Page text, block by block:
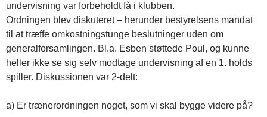
undervisning var forbeholdt få i klubben.
Ordningen blev diskuteret – herunder bestyrelsens mandat
til at træffe omkostningstunge beslutninger uden om
generalforsamlingen. Bl.a. Esben støttede Poul, og kunne
heller ikke se sig selv modtage undervisning af en 1. holds
spiller. Diskussionen var 2-delt:
a) Er trænerordningen noget, som vi skal bygge videre på?